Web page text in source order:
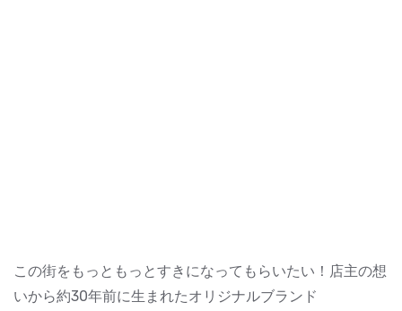
この街をもっともっとすきになってもらいたい！店主の想
いから約30年前に生まれたオリジナルブランド